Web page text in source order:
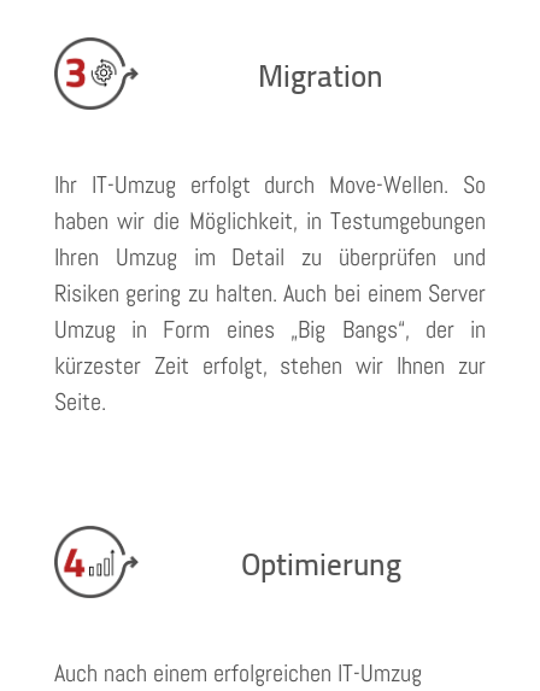
Migration
Ihr IT-Umzug erfolgt durch Move-Wellen. So
haben wir die Möglichkeit, in Testumgebungen
Ihren Umzug im Detail zu überprüfen und
Risiken gering zu halten. Auch bei einem Server
Umzug in Form eines „Big Bangs“, der in
kürzester Zeit erfolgt, stehen wir Ihnen zur
Seite.
Optimierung
Auch nach einem erfolgreichen IT-Umzug